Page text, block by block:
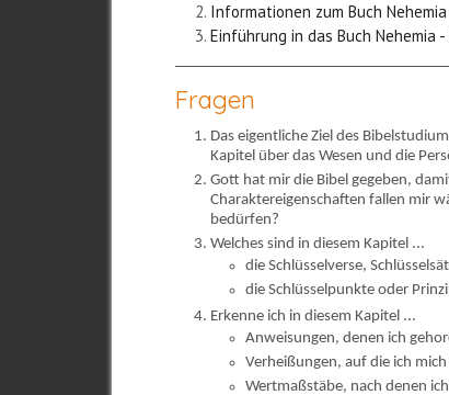
Informationen zum Buch
Einführung in das Buch Nehemia -
Fragen
Das eigentliche Ziel des
Kapitel über das Wesen und die
Gott hat mir die Bibel gegeben,
Charaktereigenschaften fallen mir
bedürfen?
Welches sind in diesem Kapitel ...
die Schlüsselverse,
die Schlüsselpunkte oder
Erkenne ich in diesem Kapitel ...
Anweisungen, denen ich
Verheißungen, auf die ich
Wertmaßstäbe, nach denen